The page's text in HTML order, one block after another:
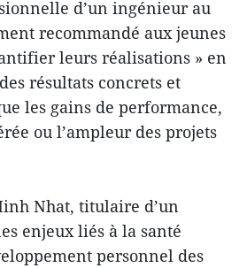
d’un ingénieur au
recommandé aux jeunes
leurs réalisations » en
résultats concrets et
les gains de performance,
ou l’ampleur des projets
Nhat, titulaire d’un
enjeux liés à la santé
personnel des